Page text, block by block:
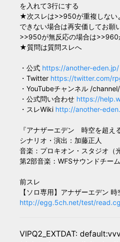
を入れて3行にする
★次スレは>>950が重複しない
できない場合は再安価してお願
>>950が無反応の場合は>>960
★質問は質問スレへ
・公式 https://another-eden.jp/
・Twitter https://twitter.com/
・YouTubeチャンネル /
・公式問い合わせ https://
・スレWiki http://another-
『アナザーエデン 時空を超え
シナリオ・演出：加藤正人
音楽：プロキオン・スタジオ（
第2部音楽：WFSサウンドチー
前スレ
【ソロ専用】アナザーエデン
http://egg.5ch.net/test/
VIPQ2_EXTDAT: